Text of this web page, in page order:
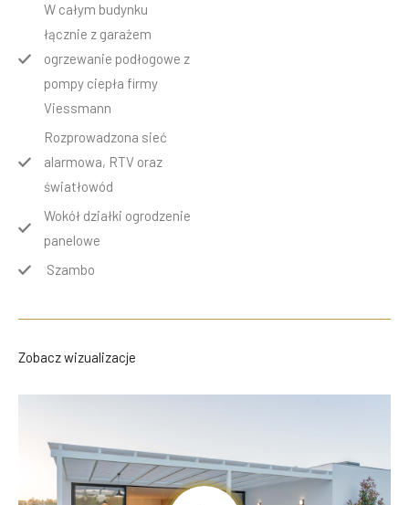
W całym budynku
łącznie z garażem
ogrzewanie podłogowe z
pompy ciepła firmy
Viessmann
Rozprowadzona sieć
alarmowa, RTV oraz
światłowód
Wokół działki ogrodzenie
panelowe
Szambo
Zobacz wizualizacje